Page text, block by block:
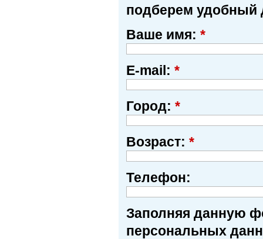
подберем удобный
Ваше имя: *
E-mail: *
Город: *
Возраст: *
Телефон:
Заполняя данную
персональных